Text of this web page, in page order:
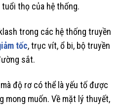
thọ của hệ thống.
trong các hệ thống truyền
tốc, trục vít, ổ bi, bộ truyền
sắt.
độ rơ có thể là yếu tố được
mong muốn. Về mặt lý thuyết,